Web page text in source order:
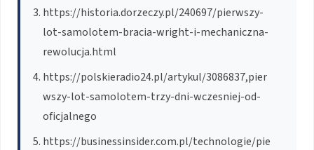
https://historia.dorzeczy.pl/240697/pierwszy-
lot-samolotem-bracia-wright-i-mechaniczna-
rewolucja.html
https://polskieradio24.pl/artykul/3086837,pier
wszy-lot-samolotem-trzy-dni-wczesniej-od-
oficjalnego
https://businessinsider.com.pl/technologie/pie